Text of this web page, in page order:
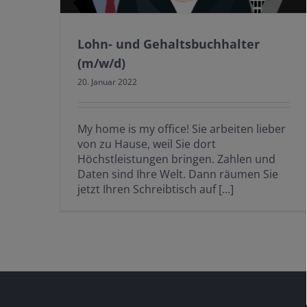
Lohn- und Gehaltsbuchhalter
(m/w/d)
20. Januar 2022
My home is my office! Sie arbeiten lieber
von zu Hause, weil Sie dort
Höchstleistungen bringen. Zahlen und
Daten sind Ihre Welt. Dann räumen Sie
jetzt Ihren Schreibtisch auf [...]